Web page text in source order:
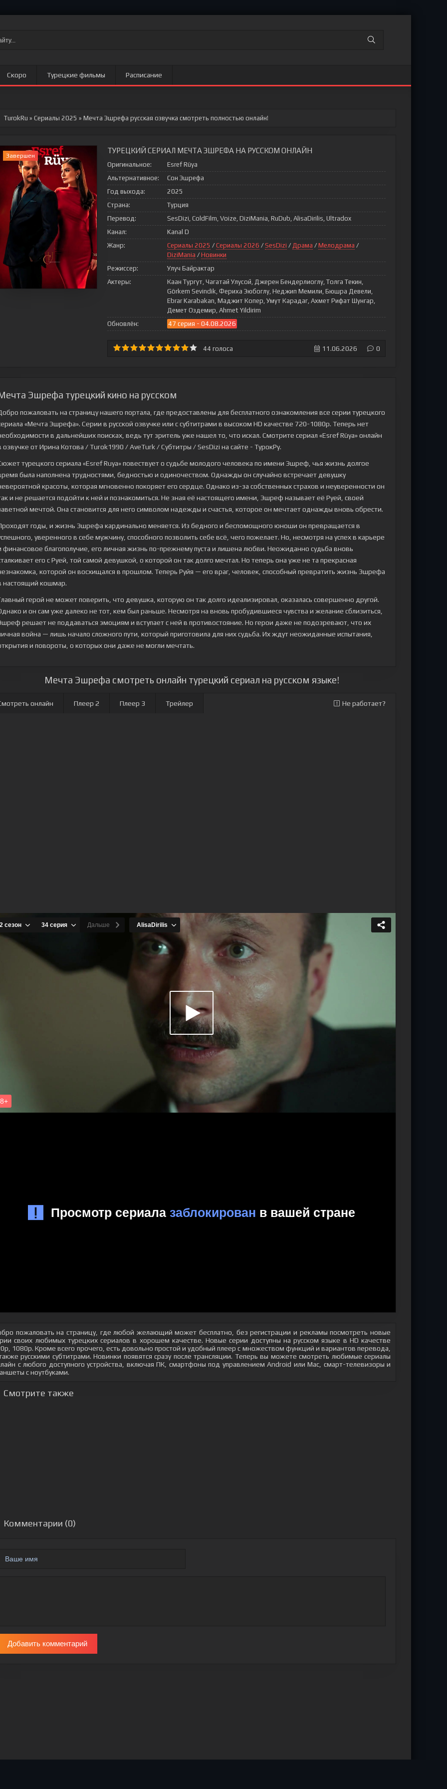
Скоро Турецкие фильмы Расписание
TurokRu » Сериалы 2025 » Мечта Эшрефа русская озвучка смотреть полностью онлайн!
Завершен
ТУРЕЦКИЙ СЕРИАЛ МЕЧТА ЭШРЕФА НА РУССКОМ ОНЛАЙН
Оригинальное:
Esref Rüya
Альтернативное:
Сон Эшрефа
Год выхода:
2025
Страна:
Турция
Перевод:
SesDizi, ColdFilm, Voize, DiziMania, RuDub, AlisaDirilis, Ultradox
Канал:
Kanal D
Жанр:
Сериалы 2025 / Сериалы 2026 / SesDizi / Драма / Мелодрама /
DiziMania / Новинки
Режиссер:
Улуч Байрактар
Актеры:
Каан Тургут, Чагатай Улусой, Джерен Бендерлиоглу, Толга Текин,
Görkem Sevindik, Фериха Эюбоглу, Неджип Мемили, Бюшра Девели,
Ebrar Karabakan, Маджит Копер, Умут Карадаг, Ахмет Рифат Шунгар,
Демет Оздемир, Ahmet Yildirim
Обновлён:
47 серия - 04.08.2026
44 голоса 11.06.2026 0
Эшрефа турецкий кино на русском
пожаловать на страницу нашего портала, где предоставлены для бесплатного ознакомления все серии турецкого
«Мечта Эшрефа». Серии в русской озвучке или с субтитрами в высоком HD качестве 720-1080p. Теперь нет
в дальнейших поисках, ведь тут зритель уже нашел то, что искал. Смотрите сериал «Esref Rüya» онлайн
озвучке от Ирина Котова / Turok1990 / AveTurk / Субтитры / SesDizi на сайте - ТурокРу.
турецкого сериала «Esref Ruya» повествует о судьбе молодого человека по имени Эшреф, чья жизнь долгое
была наполнена трудностями, бедностью и одиночеством. Однажды он случайно встречает девушку
красоты, которая мгновенно покоряет его сердце. Однако из-за собственных страхов и неуверенности он
и не решается подойти к ней и познакомиться. Не зная её настоящего имени, Эшреф называет её Руей, своей
мечтой. Она становится для него символом надежды и счастья, которое он мечтает однажды вновь обрести.
годы, и жизнь Эшрефа кардинально меняется. Из бедного и беспомощного юноши он превращается в
уверенного в себе мужчину, способного позволить себе всё, чего пожелает. Но, несмотря на успех в карьере
финансовое благополучие, его личная жизнь по-прежнему пуста и лишена любви. Неожиданно судьба вновь
его с Руей, той самой девушкой, о которой он так долго мечтал. Но теперь она уже не та прекрасная
которой он восхищался в прошлом. Теперь Руйя — его враг, человек, способный превратить жизнь Эшрефа
настоящий кошмар.
герой не может поверить, что девушка, которую он так долго идеализировал, оказалась совершенно другой.
и он сам уже далеко не тот, кем был раньше. Несмотря на вновь пробудившиеся чувства и желание сблизиться,
решает не поддаваться эмоциям и вступает с ней в противостояние. Но герои даже не подозревают, что их
война — лишь начало сложного пути, который приготовила для них судьба. Их ждут неожиданные испытания,
и повороты, о которых они даже не могли мечтать.
Мечта Эшрефа смотреть онлайн турецкий сериал на русском языке!
онлайн Плеер 2 Плеер 3 Трейлер Не работает?
пожаловать на страницу, где любой желающий может бесплатно, без регистрации и рекламы посмотреть новые
своих любимых турецких сериалов в хорошем качестве. Новые серии доступны на русском языке в HD качестве
1080p. Кроме всего прочего, есть довольно простой и удобный плеер с множеством функций и вариантов перевода,
русскими субтитрами. Новинки появятся сразу после трансляции. Теперь вы можете смотреть любимые сериалы
с любого доступного устройства, включая ПК, смартфоны под управлением Android или Mac, смарт-телевизоры и
с ноутбуками.
Смотрите также
Комментарии (0)
Добавить комментарий